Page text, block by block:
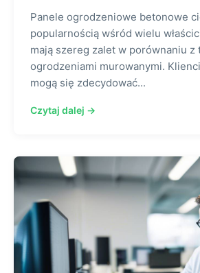
Panele ogrodzeniowe betonowe
popularnością wśród wielu
mają szereg zalet w porównaniu z
ogrodzeniami murowanymi.
mogą się zdecydować...
Czytaj dalej →